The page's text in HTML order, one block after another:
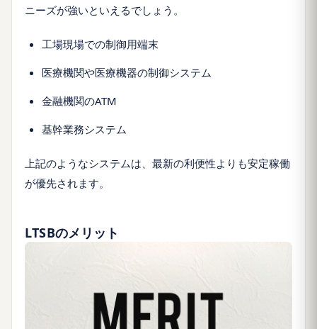
ニーズが強いといえるでしょう。
工場現場での制御用端末
医療機関や医療機器の制御システム
金融機関のATM
基幹業務システム
上記のようなシステムは、最新の利便性よりも安定稼働
が優先されます。
LTSBのメリット